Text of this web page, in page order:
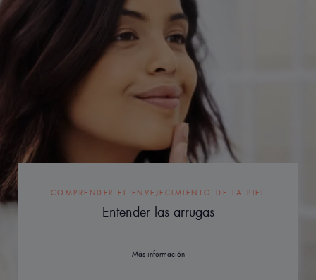
COMPRENDER EL ENVEJECIMIENTO DE LA PIEL
Entender las arrugas
Más información